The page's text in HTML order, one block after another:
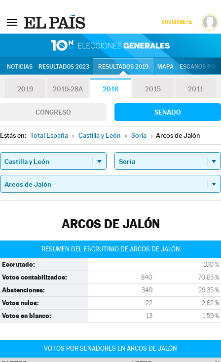
SUSCRÍBETE
NOTICIAS RESULTADOS 2023 RESULTADOS 2019 MAPA ESCAÑOS
2019 2019-28A 2016 2015 2011
CONGRESO SENADO
Estás en: Total España » Castilla y León » Soria » Arcos de Jalón
ARCOS DE JALÓN
RESUMEN DEL ESCRUTINIO DE ARCOS DE JALÓN
Escrutado: 100 %
Votos contabilizados: 840 70,65 %
Abstenciones: 349 29,35 %
Votos nulos: 22 2,62 %
Votos en blanco: 13 1,59 %
VOTOS POR SENADORES EN ARCOS DE JALÓN